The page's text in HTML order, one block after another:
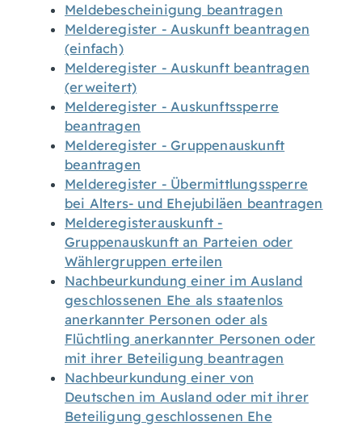
Meldebescheinigung beantragen
Melderegister - Auskunft beantragen
(einfach)
Melderegister - Auskunft beantragen
(erweitert)
Melderegister - Auskunftssperre
beantragen
Melderegister - Gruppenauskunft
beantragen
Melderegister - Übermittlungssperre
bei Alters- und Ehejubiläen beantragen
Melderegisterauskunft -
Gruppenauskunft an Parteien oder
Wählergruppen erteilen
Nachbeurkundung einer im Ausland
geschlossenen Ehe als staatenlos
anerkannter Personen oder als
Flüchtling anerkannter Personen oder
mit ihrer Beteiligung beantragen
Nachbeurkundung einer von
Deutschen im Ausland oder mit ihrer
Beteiligung geschlossenen Ehe